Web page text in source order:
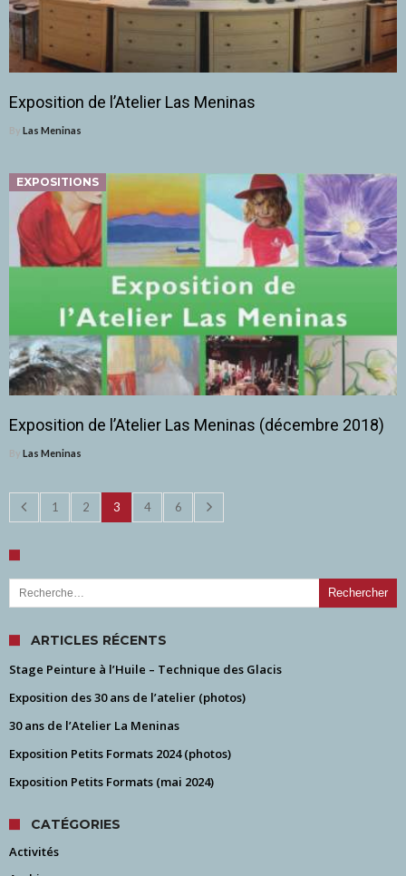
Exposition de l’Atelier Las Meninas
By Las Meninas
EXPOSITIONS
Exposition de l’Atelier Las Meninas (décembre 2018)
By Las Meninas
1 2 3 4 6
Rechercher :
ARTICLES RÉCENTS
Stage Peinture à l’Huile – Technique des Glacis
Exposition des 30 ans de l’atelier (photos)
30 ans de l’Atelier La Meninas
Exposition Petits Formats 2024 (photos)
Exposition Petits Formats (mai 2024)
CATÉGORIES
Activités